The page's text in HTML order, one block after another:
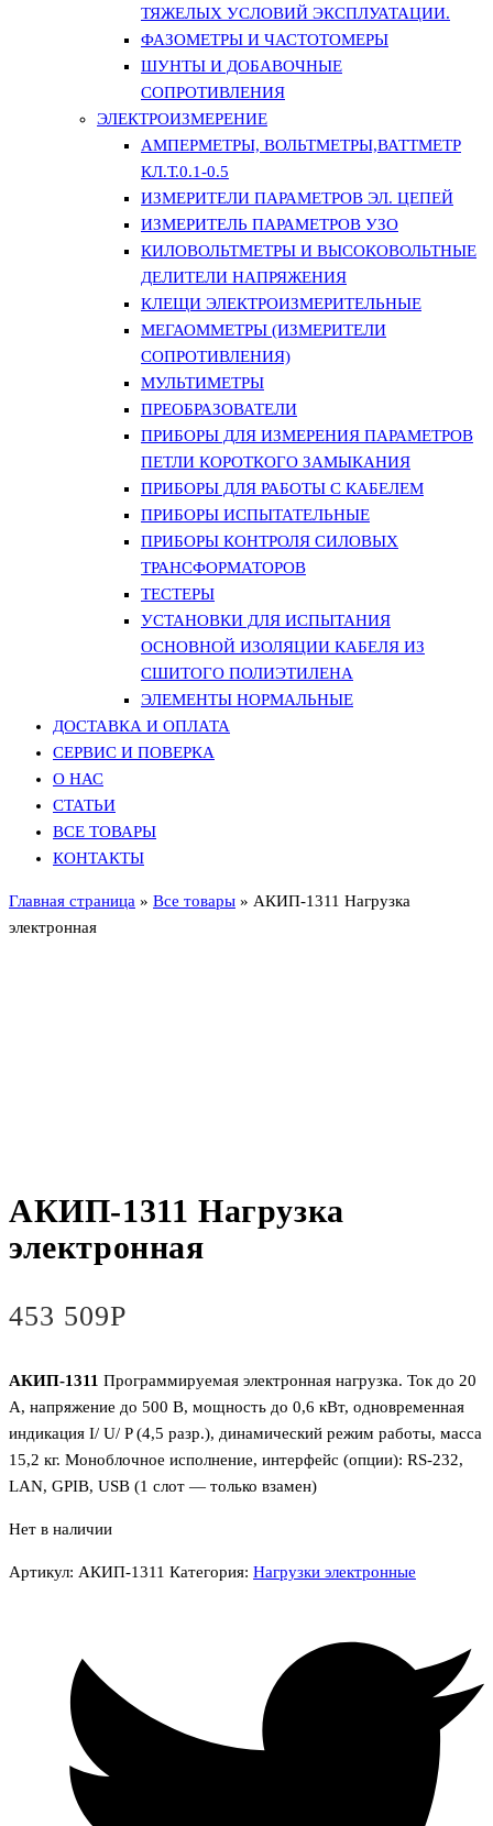
ТЯЖЕЛЫХ УСЛОВИЙ ЭКСПЛУАТАЦИИ.
ФАЗОМЕТРЫ И ЧАСТОТОМЕРЫ
ШУНТЫ И ДОБАВОЧНЫЕ
СОПРОТИВЛЕНИЯ
ЭЛЕКТРОИЗМЕРЕНИЕ
АМПЕРМЕТРЫ, ВОЛЬТМЕТРЫ,ВАТТМЕТР
КЛ.Т.0.1-0.5
ИЗМЕРИТЕЛИ ПАРАМЕТРОВ ЭЛ. ЦЕПЕЙ
ИЗМЕРИТЕЛЬ ПАРАМЕТРОВ УЗО
КИЛОВОЛЬТМЕТРЫ И ВЫСОКОВОЛЬТНЫЕ
ДЕЛИТЕЛИ НАПРЯЖЕНИЯ
КЛЕЩИ ЭЛЕКТРОИЗМЕРИТЕЛЬНЫЕ
МЕГАОММЕТРЫ (ИЗМЕРИТЕЛИ
СОПРОТИВЛЕНИЯ)
МУЛЬТИМЕТРЫ
ПРЕОБРАЗОВАТЕЛИ
ПРИБОРЫ ДЛЯ ИЗМЕРЕНИЯ ПАРАМЕТРОВ
ПЕТЛИ КОРОТКОГО ЗАМЫКАНИЯ
ПРИБОРЫ ДЛЯ РАБОТЫ С КАБЕЛЕМ
ПРИБОРЫ ИСПЫТАТЕЛЬНЫЕ
ПРИБОРЫ КОНТРОЛЯ СИЛОВЫХ
ТРАНСФОРМАТОРОВ
ТЕСТЕРЫ
УСТАНОВКИ ДЛЯ ИСПЫТАНИЯ
ОСНОВНОЙ ИЗОЛЯЦИИ КАБЕЛЯ ИЗ
СШИТОГО ПОЛИЭТИЛЕНА
ЭЛЕМЕНТЫ НОРМАЛЬНЫЕ
ДОСТАВКА И ОПЛАТА
СЕРВИС И ПОВЕРКА
О НАС
СТАТЬИ
ВСЕ ТОВАРЫ
КОНТАКТЫ
Главная страница » Все товары » АКИП-1311 Нагрузка
электронная
АКИП-1311 Нагрузка
электронная
453 509Р
АКИП-1311 Программируемая электронная нагрузка. Ток до 20
А, напряжение до 500 В, мощность до 0,6 кВт, одновременная
индикация I/ U/ P (4,5 разр.), динамический режим работы, масса
15,2 кг. Моноблочное исполнение, интерфейс (опции): RS-232,
LAN, GPIB, USB (1 слот — только взамен)
Нет в наличии
Артикул: АКИП-1311 Категория: Нагрузки электронные